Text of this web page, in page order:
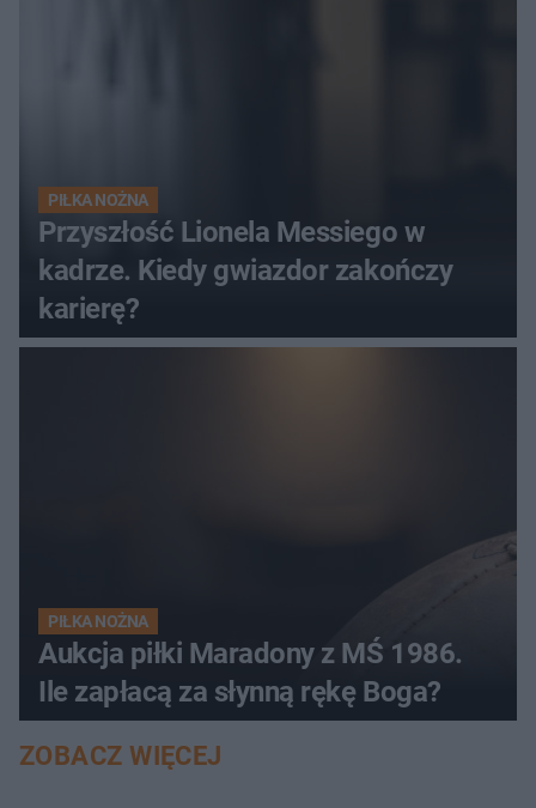
PIŁKA NOŻNA
Przyszłość Lionela Messiego w
kadrze. Kiedy gwiazdor zakończy
karierę?
PIŁKA NOŻNA
Aukcja piłki Maradony z MŚ 1986.
Ile zapłacą za słynną rękę Boga?
ZOBACZ WIĘCEJ